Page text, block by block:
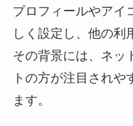
プロフィールやアイ
しく設定し、他の利
その背景には、ネッ
トの方が注目されや
ます。